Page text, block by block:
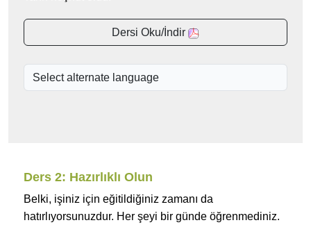
Dersi Oku/İndir
Ders 2: Hazırlıklı Olun
Belki, işiniz için eğitildiğiniz zamanı da
hatırlıyorsunuzdur. Her şeyi bir günde öğrenmediniz.